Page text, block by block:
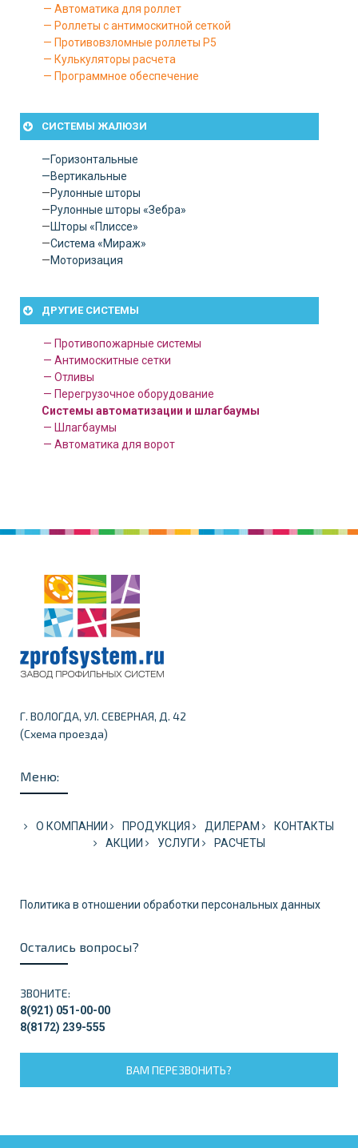
— Автоматика для роллет
— Роллеты с антимоскитной сеткой
— Противовзломные роллеты P5
— Кулькуляторы расчета
— Программное обеспечение
СИСТЕМЫ ЖАЛЮЗИ
—Горизонтальные
—Вертикальные
—Рулонные шторы
—Рулонные шторы «Зебра»
—Шторы «Плиссе»
—Система «Мираж»
—Моторизация
ДРУГИЕ СИСТЕМЫ
— Противопожарные системы
— Антимоскитные сетки
— Отливы
— Перегрузочное оборудование
Системы автоматизации и шлагбаумы
— Шлагбаумы
— Автоматика для ворот
Г. ВОЛОГДА, УЛ. СЕВЕРНАЯ, Д. 42
(Схема проезда)
Меню:
О КОМПАНИИ ПРОДУКЦИЯ ДИЛЕРАМ
КОНТАКТЫ
АКЦИИ
УСЛУГИ РАСЧЕТЫ
Политика в отношении обработки персональных данных
Остались вопросы?
ЗВОНИТЕ:
8(921) 051-00-00
8(8172) 239-555
ВАМ ПЕРЕЗВОНИТЬ?